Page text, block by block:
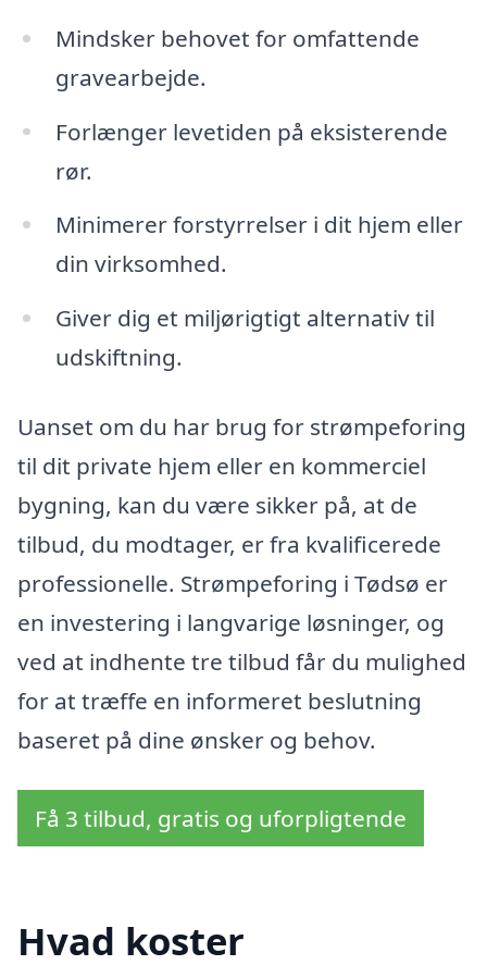
Mindsker behovet for omfattende
gravearbejde.
Forlænger levetiden på eksisterende
rør.
Minimerer forstyrrelser i dit hjem eller
din virksomhed.
Giver dig et miljørigtigt alternativ til
udskiftning.
Uanset om du har brug for strømpeforing
til dit private hjem eller en kommerciel
bygning, kan du være sikker på, at de
tilbud, du modtager, er fra kvalificerede
professionelle. Strømpeforing i Tødsø er
en investering i langvarige løsninger, og
ved at indhente tre tilbud får du mulighed
for at træffe en informeret beslutning
baseret på dine ønsker og behov.
Få 3 tilbud, gratis og uforpligtende
Hvad koster